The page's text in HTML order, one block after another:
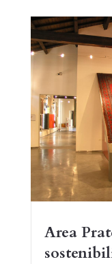
Area